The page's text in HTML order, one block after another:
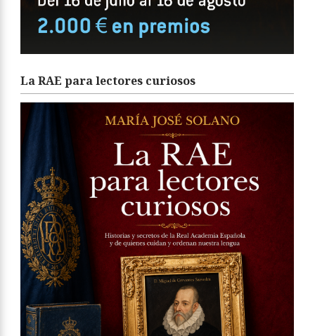
La RAE para lectores curiosos